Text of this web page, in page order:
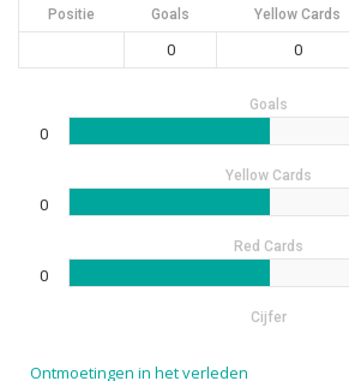
Positie Goals Yellow Cards
0 0
Goals
0
Yellow Cards
0
Red Cards
0
Cijfer
Ontmoetingen in het verleden